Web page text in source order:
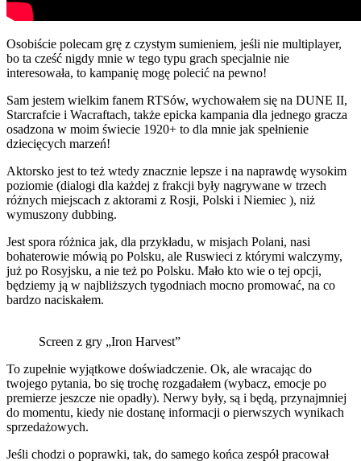
Osobiście polecam grę z czystym sumieniem, jeśli nie multiplayer,
bo ta cześć nigdy mnie w tego typu grach specjalnie nie
interesowała, to kampanię mogę polecić na pewno!
Sam jestem wielkim fanem RTSów, wychowałem się na DUNE II,
Starcrafcie i Wacraftach, także epicka kampania dla jednego gracza
osadzona w moim świecie 1920+ to dla mnie jak spełnienie
dziecięcych marzeń!
Aktorsko jest to też wtedy znacznie lepsze i na naprawdę wysokim
poziomie (dialogi dla każdej z frakcji były nagrywane w trzech
różnych miejscach z aktorami z Rosji, Polski i Niemiec ), niż
wymuszony dubbing.
Jest spora różnica jak, dla przykładu, w misjach Polani, nasi
bohaterowie mówią po Polsku, ale Ruswieci z którymi walczymy,
już po Rosyjsku, a nie też po Polsku. Mało kto wie o tej opcji,
będziemy ją w najbliższych tygodniach mocno promować, na co
bardzo naciskałem.
Screen z gry „Iron Harvest”
To zupełnie wyjątkowe doświadczenie. Ok, ale wracając do
twojego pytania, bo się trochę rozgadałem (wybacz, emocje po
premierze jeszcze nie opadły). Nerwy były, są i będą, przynajmniej
do momentu, kiedy nie dostanę informacji o pierwszych wynikach
sprzedażowych.
Jeśli chodzi o poprawki, tak, do samego końca zespół pracował